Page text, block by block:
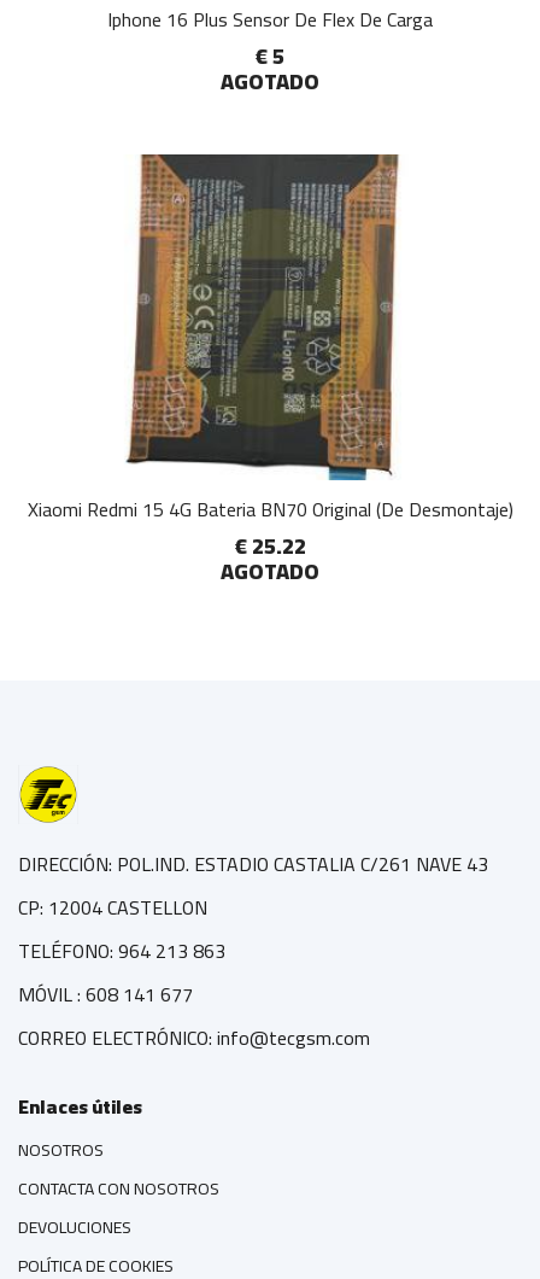
Iphone 16 Plus Sensor De Flex De Carga
€ 5
AGOTADO
Xiaomi Redmi 15 4G Bateria BN70 Original (De Desmontaje)
€ 25.22
AGOTADO
DIRECCIÓN: POL.IND. ESTADIO CASTALIA C/261 NAVE 43
CP: 12004 CASTELLON
TELÉFONO: 964 213 863
MÓVIL : 608 141 677
CORREO ELECTRÓNICO: info@tecgsm.com
Enlaces útiles
NOSOTROS
CONTACTA CON NOSOTROS
DEVOLUCIONES
POLÍTICA DE COOKIES